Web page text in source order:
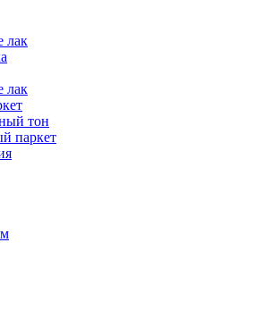
лак
лак
тон
паркет